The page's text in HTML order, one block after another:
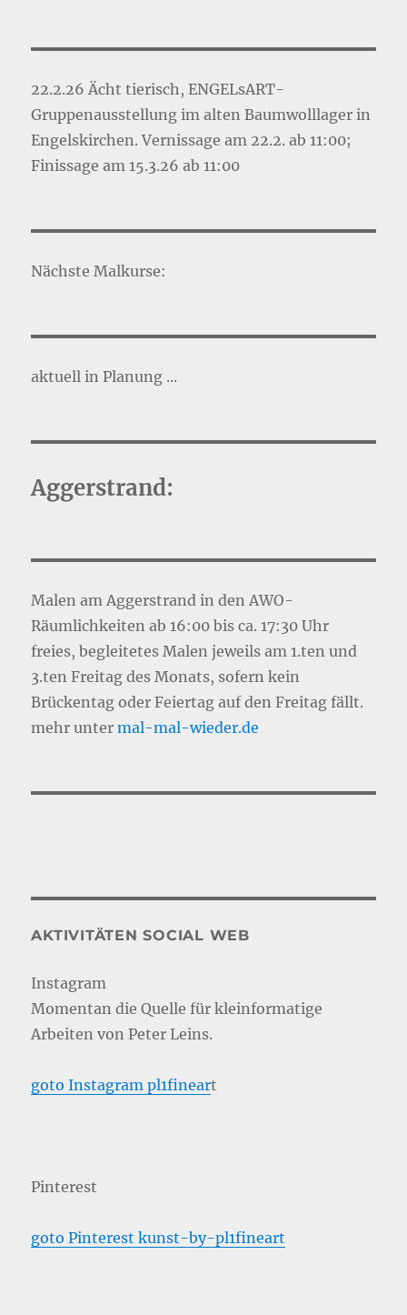
22.2.26 Ächt tierisch, ENGELsART-
Gruppenausstellung im alten Baumwolllager in
Engelskirchen. Vernissage am 22.2. ab 11:00;
Finissage am 15.3.26 ab 11:00
Nächste Malkurse:
aktuell in Planung ...
Aggerstrand:
Malen am Aggerstrand in den AWO-
Räumlichkeiten ab 16:00 bis ca. 17:30 Uhr
freies, begleitetes Malen jeweils am 1.ten und
3.ten Freitag des Monats, sofern kein
Brückentag oder Feiertag auf den Freitag fällt.
mehr untermal-mal-wieder.de
AKTIVITÄTEN SOCIAL WEB
Instagram
Momentan die Quelle für kleinformatige
Arbeiten von Peter Leins.
goto Instagram pl1fineart
Pinterest
goto Pinterest kunst-by-pl1fineart